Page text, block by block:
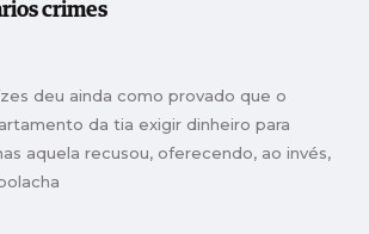
crimes
deu ainda como provado que o
da tia exigir dinheiro para
aquela recusou, oferecendo, ao invés,